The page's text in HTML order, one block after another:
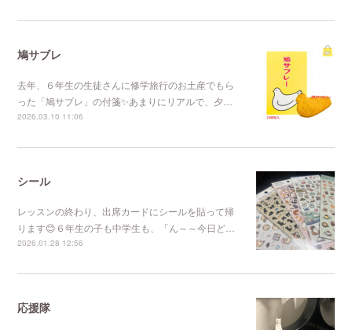
鳩サブレ
去年、６年生の生徒さんに修学旅行のお土産でもら
った「鳩サブレ」の付箋✨あまりにリアルで、夕…
2026.03.10 11:06
シール
レッスンの終わり、出席カードにシールを貼って帰
ります😊６年生の子も中学生も、「ん～～今日ど…
2026.01.28 12:56
応援隊